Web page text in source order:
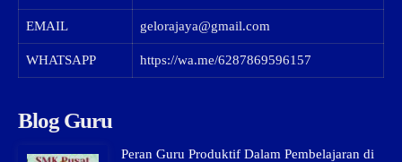
EMAIL gelorajaya@gmail.com
WHATSAPP https://wa.me/6287869596157
Blog Guru
Peran Guru Produktif Dalam Pembelajaran di